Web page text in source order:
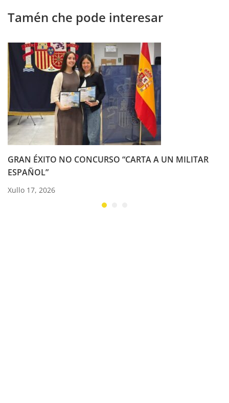
Tamén che pode interesar
GRAN ÉXITO NO CONCURSO “CARTA A UN MILITAR
ESPAÑOL”
Xullo 17, 2026